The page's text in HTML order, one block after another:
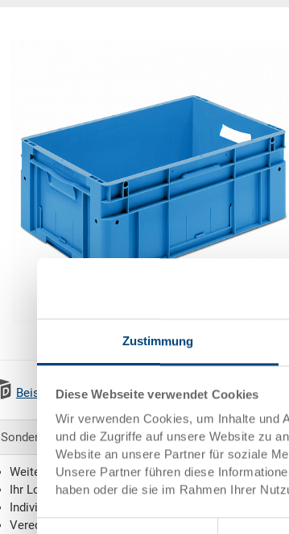
Zustimmung
Diese Webseite verwendet Cookies
Wir verwenden Cookies, um Inhalte und
und die Zugriffe auf unsere Website zu
Website an unsere Partner für soziale
Unsere Partner führen diese
haben oder die sie im Rahmen Ihrer
Einwilligungsauswahl
Beispiel 3D Animation
Sonderanfertigungen - Unser Spezialgebiet
Weitere Farben
Ihr Logo / Labeling(Beispiele)
Individuelle Systemlösungen
Veredelungen